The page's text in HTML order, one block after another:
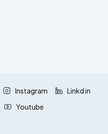
Instagram
Linkd in
Youtube